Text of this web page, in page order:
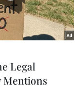
Legal
Mentions